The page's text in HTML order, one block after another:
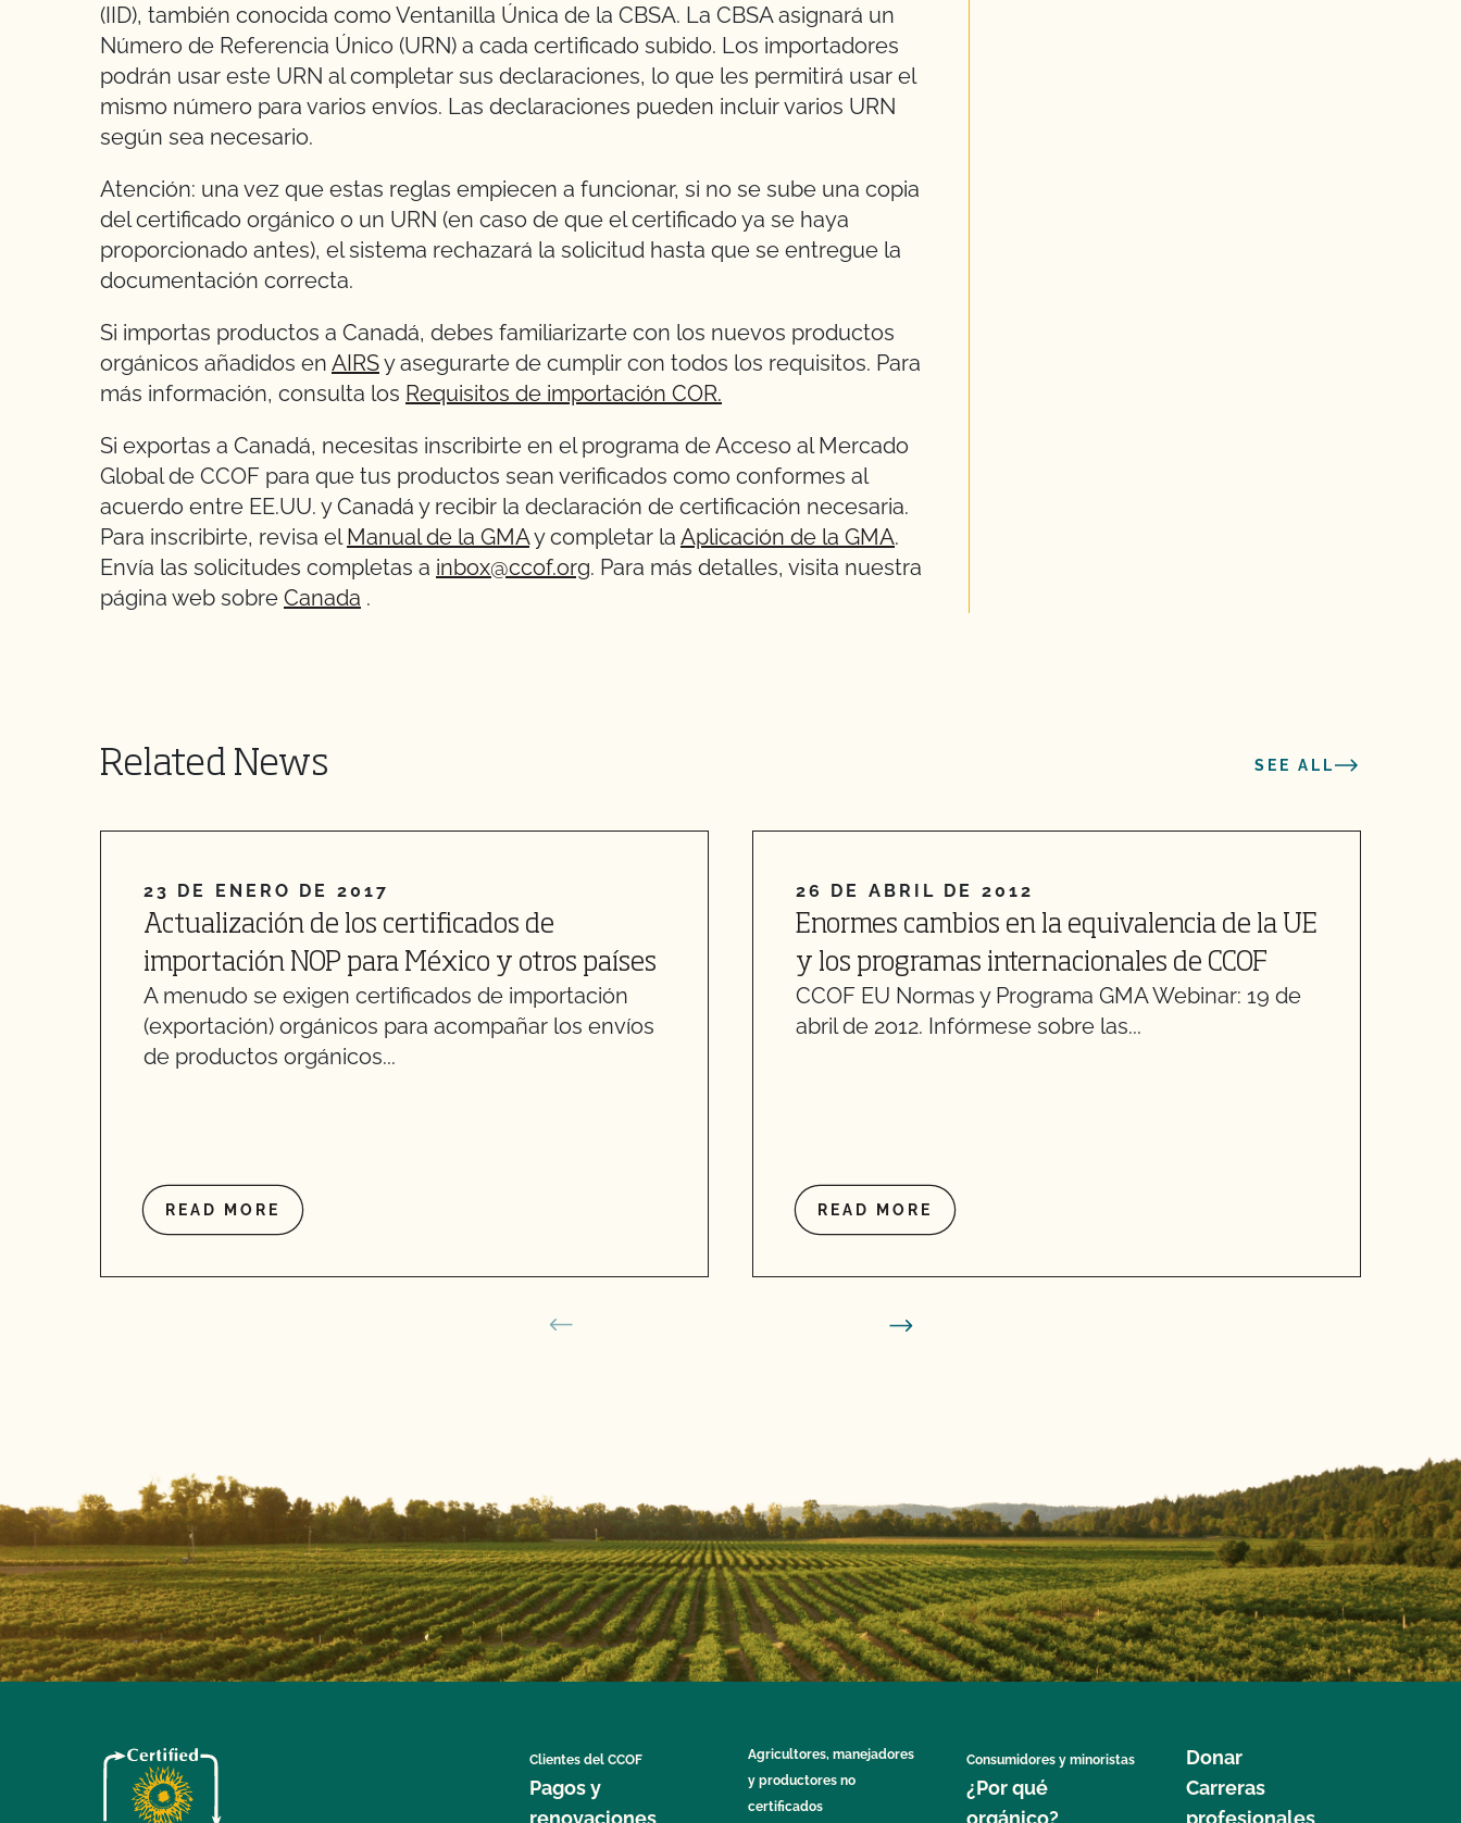
(IID), también conocida como Ventanilla Única de la CBSA. La CBSA asignará un
Número de Referencia Único (URN) a cada certificado subido. Los importadores
podrán usar este URN al completar sus declaraciones, lo que les permitirá usar el
mismo número para varios envíos. Las declaraciones pueden incluir varios URN
según sea necesario.
Atención: una vez que estas reglas empiecen a funcionar, si no se sube una copia
del certificado orgánico o un URN (en caso de que el certificado ya se haya
proporcionado antes), el sistema rechazará la solicitud hasta que se entregue la
documentación correcta.
Si importas productos a Canadá, debes familiarizarte con los nuevos productos
orgánicos añadidos en AIRSy asegurarte de cumplir con todos los requisitos. Para
más información, consulta los Requisitos de importación COR.
Si exportas a Canadá, necesitas inscribirte en el programa de Acceso al Mercado
Global de CCOF para que tus productos sean verificados como conformes al
acuerdo entre EE.UU. y Canadá y recibir la declaración de certificación necesaria.
Para inscribirte, revisa elManual de la GMAy completar la Aplicación de la GMA.
Envía las solicitudes completas a inbox@ccof.org. Para más detalles, visita nuestra
página web sobre Canada .
Related News SEE ALL
23 DE ENERO DE 2017
Actualización de los certificados de
importación NOP para México y otros países
A menudo se exigen certificados de importación
(exportación) orgánicos para acompañar los envíos
de productos orgánicos...
READ MORE
26 DE ABRIL DE 2012
Enormes cambios en la equivalencia de la UE
y los programas internacionales de CCOF
CCOF EU Normas y Programa GMA Webinar: 19 de
abril de 2012. Infórmese sobre las...
READ MORE
Clientes del CCOF
Pagos y
Agricultores, manejadores
y productores no
certificados
Consumidores y minoristas
¿Por qué
Donar
Carreras